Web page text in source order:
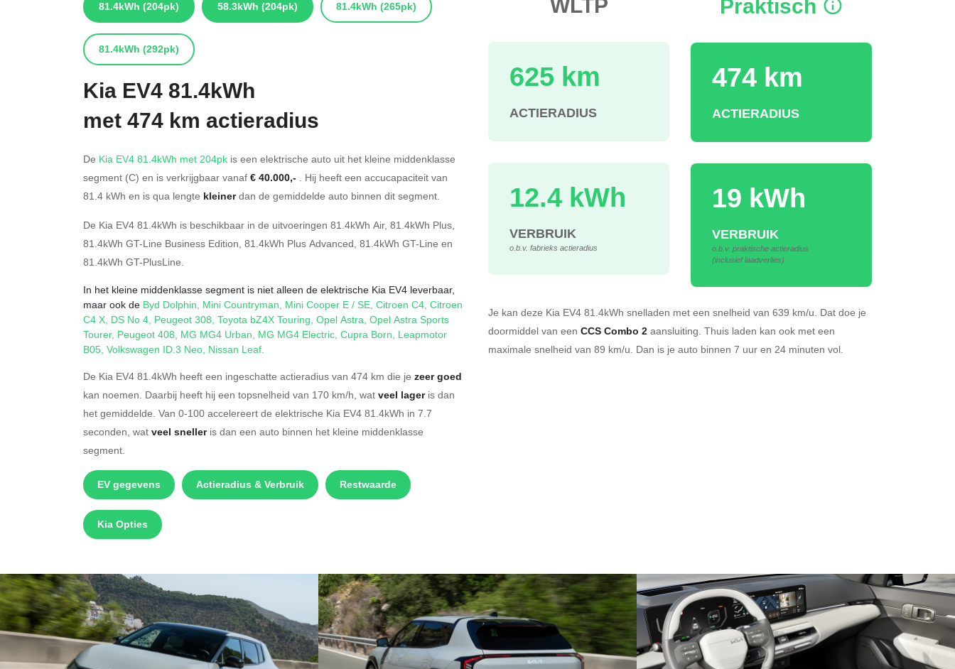
81.4kWh (204pk) 58.3kWh (204pk) 81.4kWh (265pk)
81.4kWh (292pk)
Kia EV4 81.4kWh
met 474 km actieradius
De Kia EV4 81.4kWh met 204pk is een elektrische auto uit het kleine middenklasse
segment (C) en is verkrijgbaar vanaf € 40.000,- . Hij heeft een accucapaciteit van
81.4 kWh en is qua lengte kleinerdan de gemiddelde auto binnen dit segment.
De Kia EV4 81.4kWh is beschikbaar in de uitvoeringen 81.4kWh Air, 81.4kWh Plus,
81.4kWh GT-Line Business Edition, 81.4kWh Plus Advanced, 81.4kWh GT-Line en
81.4kWh GT-PlusLine.
In het kleine middenklasse segment is niet alleen de elektrische Kia EV4 leverbaar,
maar ook de Byd Dolphin, Mini Countryman, Mini Cooper E / SE, Citroen C4, Citroen
C4 X, DS No 4, Peugeot 308, Toyota bZ4X Touring, Opel Astra, Opel Astra Sports
Tourer, Peugeot 408, MG MG4 Urban, MG MG4 Electric, Cupra Born, Leapmotor
B05, Volkswagen ID.3 Neo, Nissan Leaf.
De Kia EV4 81.4kWh heeft een ingeschatte actieradius van 474 km die je zeer goed
kan noemen. Daarbij heeft hij een topsnelheid van 170 km/h, wat veel lageris dan
het gemiddelde. Van 0-100 accelereert de elektrische Kia EV4 81.4kWh in 7.7
seconden, wat veel snelleris dan een auto binnen het kleine middenklasse
segment.
EV gegevens Actieradius & Verbruik Restwaarde
Kia Opties
625 km
ACTIERADIUS
12.4 kWh
VERBRUIK
o.b.v. fabrieks actieradius
Praktisch
474 km
ACTIERADIUS
19 kWh
VERBRUIK
o.b.v. praktische actieradius
(inclusief laadverlies)
Je kan deze Kia EV4 81.4kWh snelladen met een snelheid van 639 km/u. Dat doe je
doormiddel van een CCS Combo 2 aansluiting. Thuis laden kan ook met een
maximale snelheid van 89 km/u. Dan is je auto binnen 7 uur en 24 minuten vol.